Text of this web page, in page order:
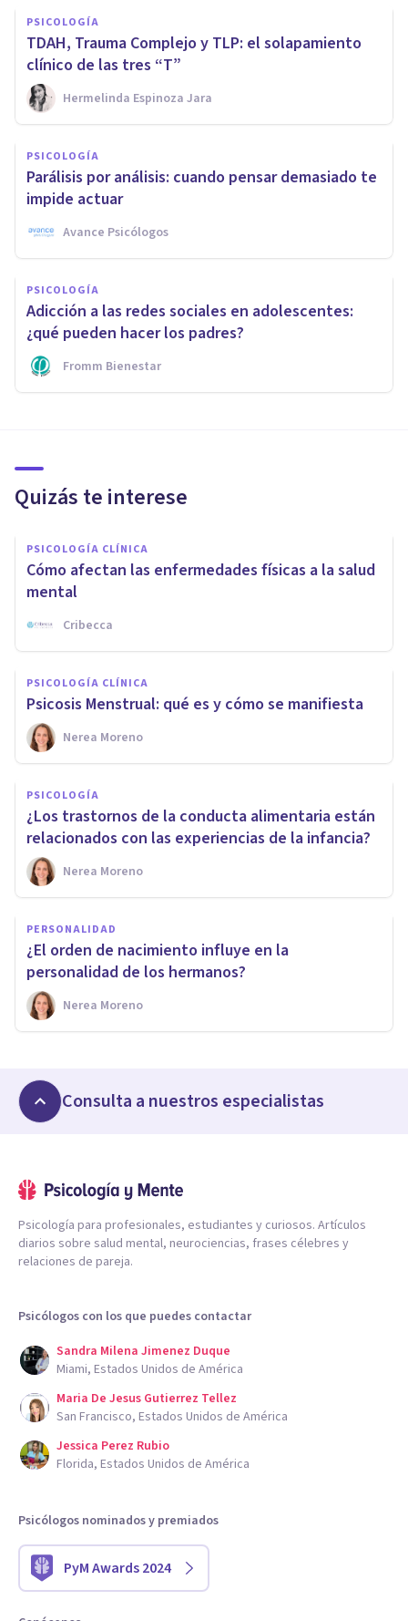
PSICOLOGÍA
TDAH, Trauma Complejo y TLP: el solapamiento
clínico de las tres “T”
Hermelinda Espinoza Jara
PSICOLOGÍA
Parálisis por análisis: cuando pensar demasiado te
impide actuar
Avance Psicólogos
PSICOLOGÍA
Adicción a las redes sociales en adolescentes:
¿qué pueden hacer los padres?
Fromm Bienestar
Quizás te interese
PSICOLOGÍA CLÍNICA
Cómo afectan las enfermedades físicas a la salud
mental
Cribecca
PSICOLOGÍA CLÍNICA
Psicosis Menstrual: qué es y cómo se manifiesta
Nerea Moreno
PSICOLOGÍA
¿Los trastornos de la conducta alimentaria están
relacionados con las experiencias de la infancia?
Nerea Moreno
PERSONALIDAD
¿El orden de nacimiento influye en la
personalidad de los hermanos?
Nerea Moreno
Consulta a nuestros especialistas
Psicología para profesionales, estudiantes y curiosos. Artículos
diarios sobre salud mental, neurociencias, frases célebres y
relaciones de pareja.
Psicólogos con los que puedes contactar
Sandra Milena Jimenez Duque
Miami, Estados Unidos de América
Maria De Jesus Gutierrez Tellez
San Francisco, Estados Unidos de América
Jessica Perez Rubio
Florida, Estados Unidos de América
Psicólogos nominados y premiados
PyM Awards 2024